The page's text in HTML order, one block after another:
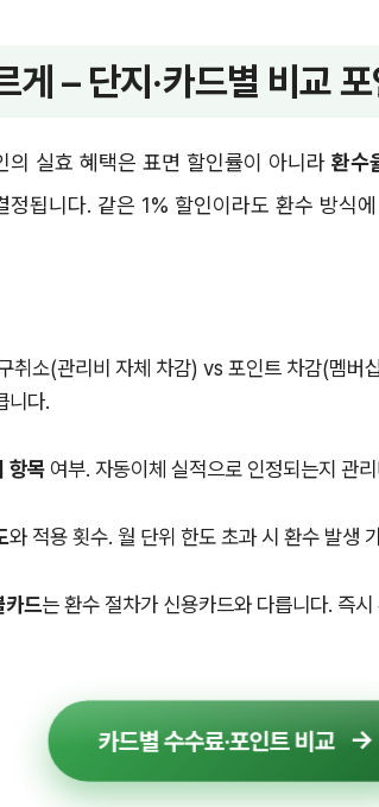
게 – 단지·카드별 비교
의 실효 혜택은 표면 할인률이 아니라 환수
정됩니다. 같은 1% 할인이라도 환수 방식
취소(관리비 자체 차감) vs 포인트 차감(멤버
니다.
항목 여부. 자동이체 실적으로 인정되는지 관
와 적용 횟수. 월 단위 한도 초과 시 환수 발생
카드는 환수 절차가 신용카드와 다릅니다. 즉
카드별 수수료·포인트 비교